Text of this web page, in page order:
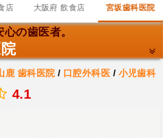
店 大阪府 飲食店 宮坂歯科医院
の歯医者。
鹿 歯科医院/ 口腔外科医 / 小児歯科
4.1